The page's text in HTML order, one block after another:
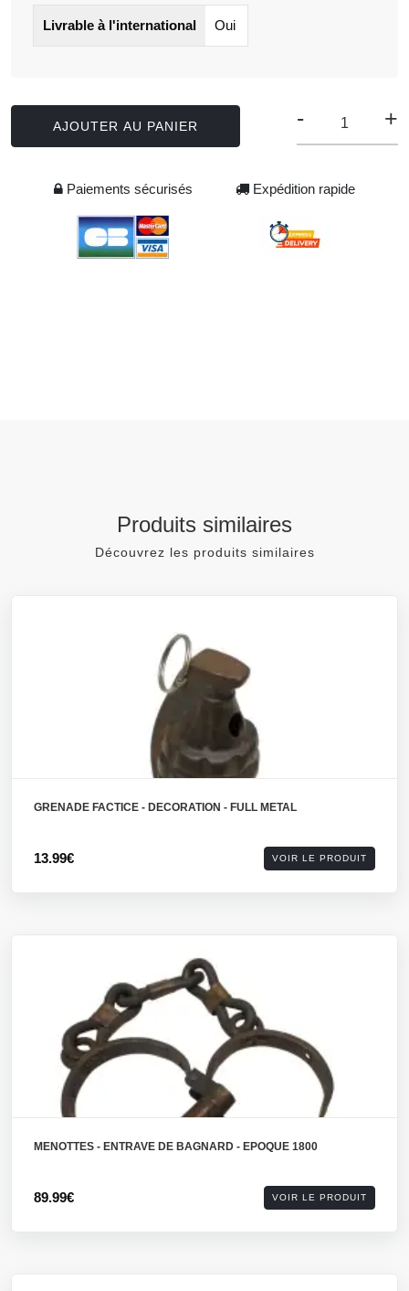
Livrable à l'international Oui
AJOUTER AU PANIER - +
Paiements sécurisés Expédition rapide
Produits similaires
Découvrez les produits similaires
GRENADE FACTICE - DECORATION - FULL METAL
13.99€ VOIR LE PRODUIT
MENOTTES - ENTRAVE DE BAGNARD - EPOQUE 1800
89.99€ VOIR LE PRODUIT